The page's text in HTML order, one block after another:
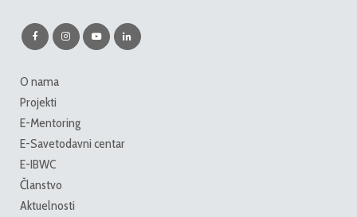
O nama
Projekti
E-Mentoring
E-Savetodavni centar
E-IBWC
Članstvo
Aktuelnosti